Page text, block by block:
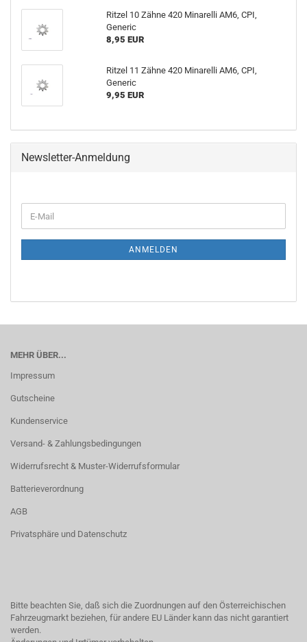
Ritzel 10 Zähne 420 Minarelli AM6, CPI,
Generic
8,95 EUR
Ritzel 11 Zähne 420 Minarelli AM6, CPI,
Generic
9,95 EUR
Newsletter-Anmeldung
E-
Mail
ANMELDEN
MEHR ÜBER...
Impressum
Gutscheine
Kundenservice
Versand- & Zahlungsbedingungen
Widerrufsrecht & Muster-Widerrufsformular
Batterieverordnung
AGB
Privatsphäre und Datenschutz
Bitte beachten Sie, daß sich die Zuordnungen auf den Österreichischen
Fahrzeugmarkt beziehen, für andere EU Länder kann das nicht garantiert
werden.